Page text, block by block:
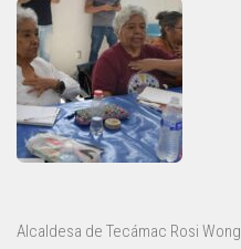
Alcaldesa de Tecámac Rosi